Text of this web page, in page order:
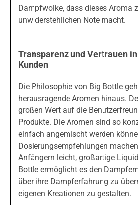
Dampfwolke, dass dieses Aroma
unwiderstehlichen Note macht.
Transparenz und Vertrauen
Kunden
Die Philosophie von Big Bottle
herausragende Aromen hinaus.
großen Wert auf die
Produkte. Die Aromen sind so
einfach angemischt werden
Dosierungsempfehlungen
Anfängern leicht, großartige
Bottle ermöglicht es den
über ihre Dampferfahrung zu
eigenen Kreationen zu gestalten.